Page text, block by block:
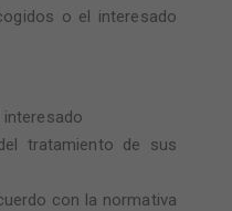
o el interesado
tratamiento de sus
con la normativa